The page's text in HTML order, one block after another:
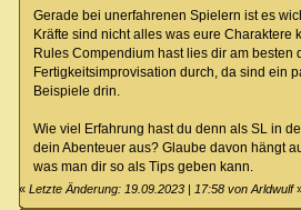
Gerade bei unerfahrenen Spielern ist es
Kräfte sind nicht alles was eure Charaktere
Rules Compendium hast lies dir am besten
Fertigkeitsimprovisation durch, da sind ein
Beispiele drin.
Wie viel Erfahrung hast du denn als SL in
dein Abenteuer aus? Glaube davon hängt
was man dir so als Tips geben kann.
«Letzte Änderung: 19.09.2023 | 17:58 von Arldwulf